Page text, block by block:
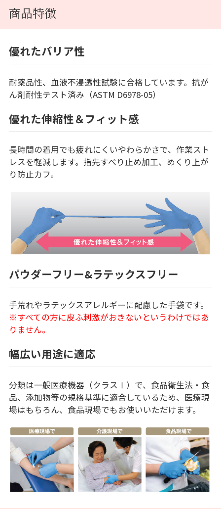
商品特徴
優れたバリア性
耐薬品性、血液不浸透性試験に合格しています。抗が
ん剤耐性テスト済み（ASTM D6978-05）
優れた伸縮性＆フィット感
長時間の着用でも疲れにくいやわらかさで、作業スト
レスを軽減します。指先すべり止め加工、めくり上が
り防止カフ。
パウダーフリー&ラテックスフリー
手荒れやラテックスアレルギーに配慮した手袋です。
※すべての方に皮ふ刺激がおきないというわけではあ
りません。
幅広い用途に適応
分類は一般医療機器（クラスⅠ）で、食品衛生法・食
品、添加物等の規格基準に適合しているため、医療現
場はもちろん、食品現場でもお使いいただけます。